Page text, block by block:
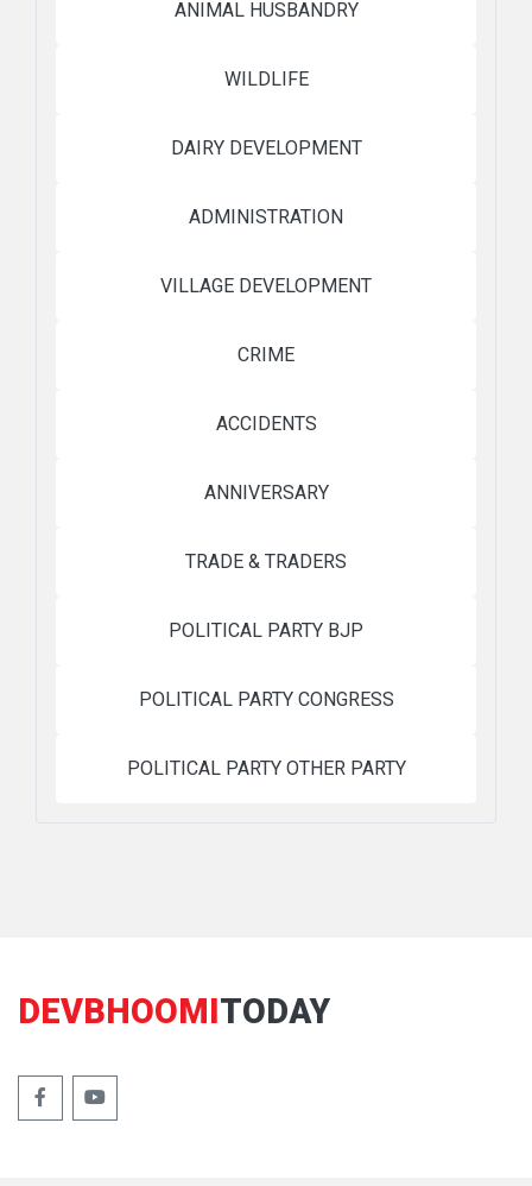
ANIMAL HUSBANDRY
WILDLIFE
DAIRY DEVELOPMENT
ADMINISTRATION
VILLAGE DEVELOPMENT
CRIME
ACCIDENTS
ANNIVERSARY
TRADE & TRADERS
POLITICAL PARTY BJP
POLITICAL PARTY CONGRESS
POLITICAL PARTY OTHER PARTY
DEVBHOOMITODAY